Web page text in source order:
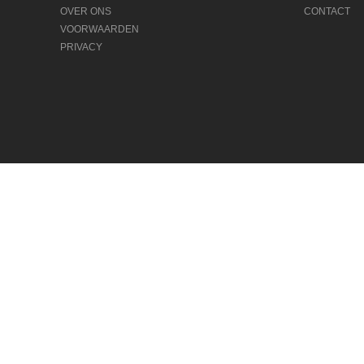
OVER ONS
VOORWAARDEN
PRIVACY
CONTACT